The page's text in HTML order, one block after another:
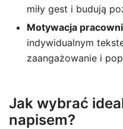
miły gest i budują
Motywacja
indywidualnym
zaangażowanie i
Jak wybrać
napisem?